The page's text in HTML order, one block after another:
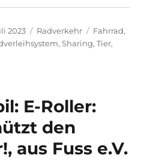
2023 Kategorien
Radverkehr Schlagwörter
Fahrrad,
,Sharing,Tier,
E-Roller:
den
aus Fuss e.V.